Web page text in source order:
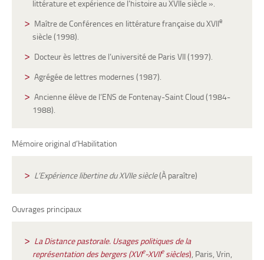
littérature et expérience de l’histoire au XVIIe siècle ».
Maître de Conférences en littérature française du XVIIe
siècle (1998).
Docteur ès lettres de l’université de Paris VII (1997).
Agrégée de lettres modernes (1987).
Ancienne élève de l’ENS de Fontenay-Saint Cloud (1984-
1988).
Mémoire original d’Habilitation
L’Expérience libertine du XVIIe siècle(À paraître)
Ouvrages principaux
La Distance pastorale. Usages politiques de la
représentation des bergers (XVIe-XVIIesiècles) , Paris, Vrin,